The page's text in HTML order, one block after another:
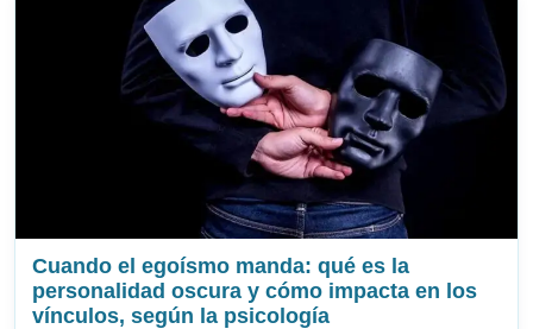
Cuando el egoísmo manda: qué es la
personalidad oscura y cómo impacta en los
vínculos, según la psicología